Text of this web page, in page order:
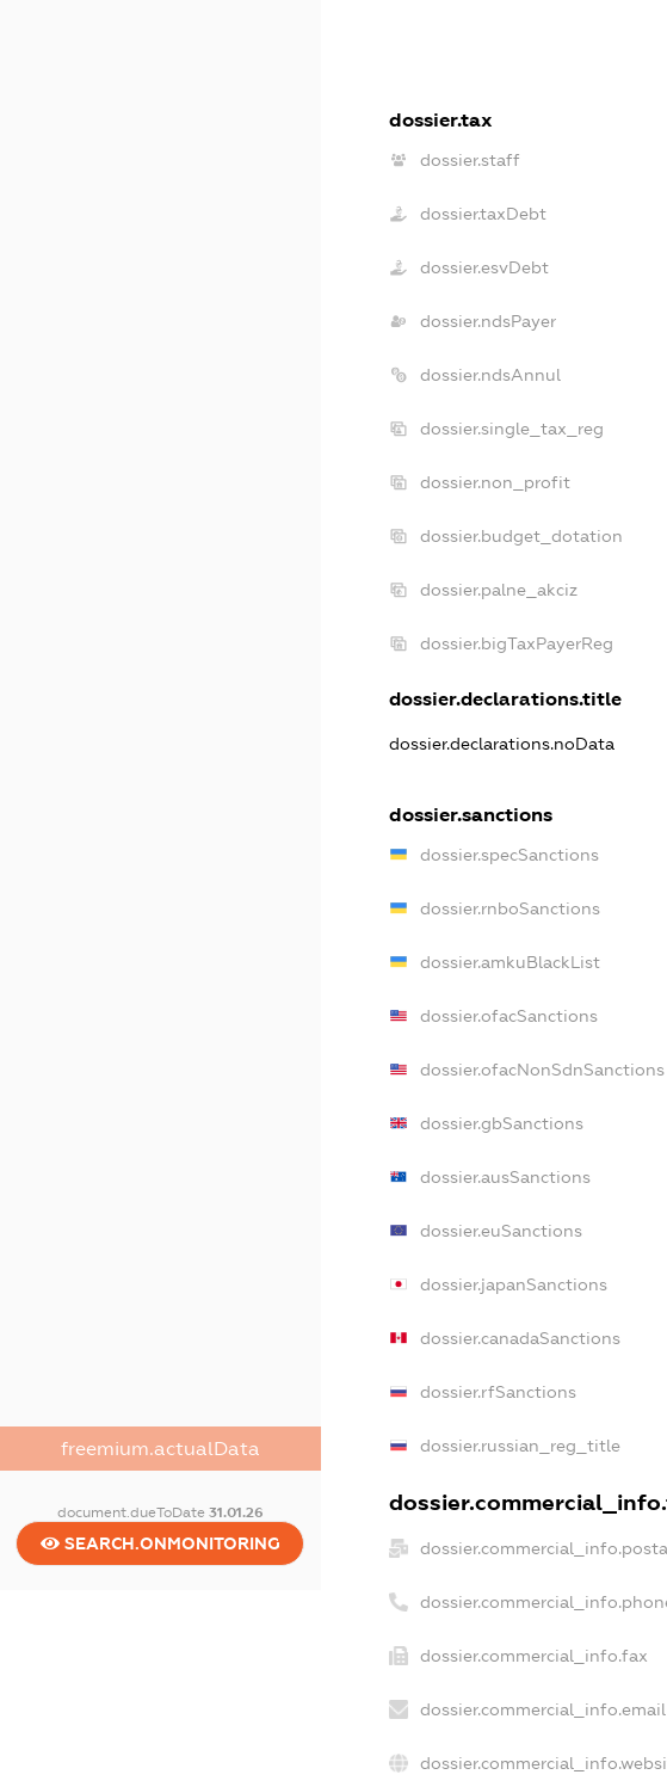
freemium.actualData
document.dueToDate 31.01.26
SEARCH.ONMONITORING
dossier.tax
dossier.staff
dossier.taxDebt
dossier.esvDebt
dossier.ndsPayer
dossier.ndsAnnul
dossier.single_tax_reg
dossier.non_profit
dossier.budget_dotation
dossier.palne_akciz
dossier.bigTaxPayerReg
dossier.declarations.title
dossier.declarations.noData
dossier.sanctions
dossier.specSanctions
dossier.rnboSanctions
dossier.amkuBlackList
dossier.ofacSanctions
dossier.ofacNonSdnSanctions
dossier.gbSanctions
dossier.ausSanctions
dossier.euSanctions
dossier.japanSanctions
dossier.canadaSanctions
dossier.rfSanctions
dossier.russian_reg_title
dossier.commercial_info.fax
dossier.commercial_info.email